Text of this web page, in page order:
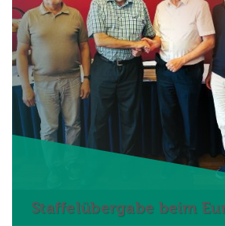
Staffelübergabe beim